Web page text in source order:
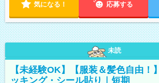
気になる！ 応募する
未読
【未経験OK】【服装＆髪色自由！
ッキング・シール貼り｜短期